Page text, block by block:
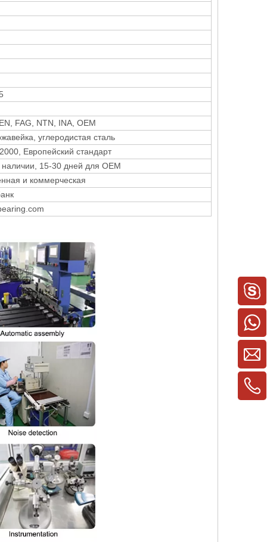
подшипник
FAG, NTN, INA, OEM
углеродистая сталь
Европейский стандарт
15-30 дней для OEM
и коммерческая